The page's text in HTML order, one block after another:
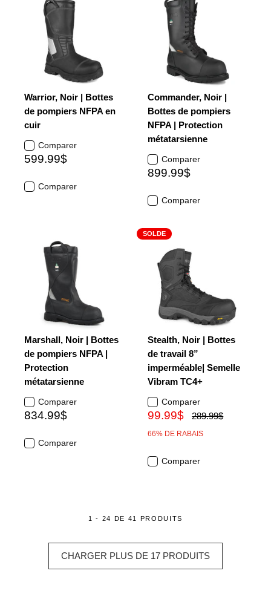
Warrior, Noir | Bottes
de pompiers NFPA en
cuir
Comparer
599.99$
Comparer
Commander, Noir |
Bottes de pompiers
NFPA | Protection
métatarsienne
Comparer
899.99$
Comparer
Marshall, Noir | Bottes
de pompiers NFPA |
Protection
métatarsienne
Comparer
834.99$
Comparer
SOLDE
Stealth, Noir | Bottes
de travail 8”
imperméable| Semelle
Vibram TC4+
Comparer
99.99$ 289.99$
66% DE RABAIS
Comparer
1 - 24 DE 41 PRODUITS
CHARGER PLUS DE 17 PRODUITS